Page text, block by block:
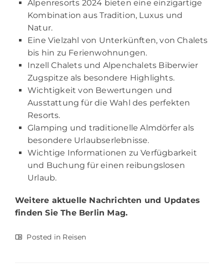
Alpenresorts 2024 bieten eine einzigartige
Kombination aus Tradition, Luxus und
Natur.
Eine Vielzahl von Unterkünften, von Chalets
bis hin zu Ferienwohnungen.
Inzell Chalets und Alpenchalets Biberwier
Zugspitze als besondere Highlights.
Wichtigkeit von Bewertungen und
Ausstattung für die Wahl des perfekten
Resorts.
Glamping und traditionelle Almdörfer als
besondere Urlaubserlebnisse.
Wichtige Informationen zu Verfügbarkeit
und Buchung für einen reibungslosen
Urlaub.
Weitere aktuelle Nachrichten und Updates
finden SieThe Berlin Mag.
Posted in Reisen